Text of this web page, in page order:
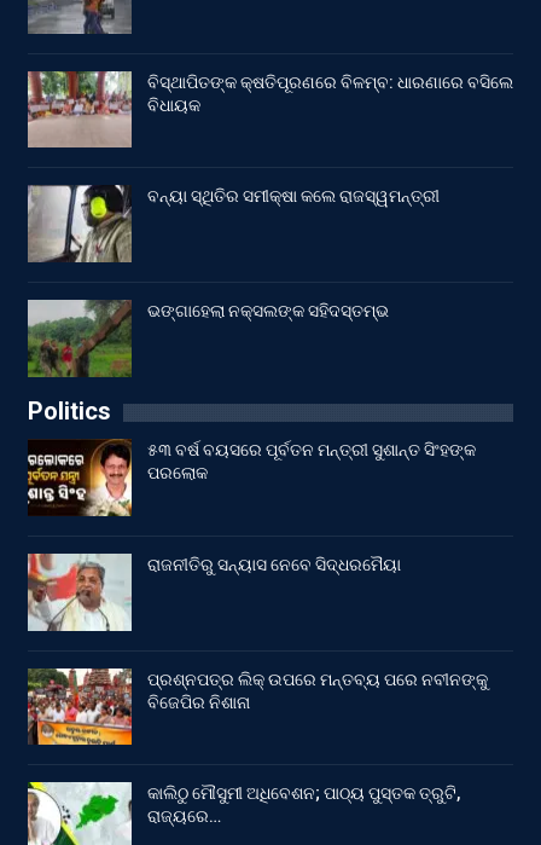
ବିସ୍ଥାପିତଙ୍କ କ୍ଷତିପୂରଣରେ ବିଳମ୍ବ: ଧାରଣାରେ ବସିଲେ
ବିଧାୟକ
ବନ୍ୟା ସ୍ଥିତିର ସମୀକ୍ଷା କଲେ ରାଜସ୍ୱମନ୍ତ୍ରୀ
ଭଙ୍ଗାହେଲା ନକ୍ସଲଙ୍କ ସହିଦସ୍ତମ୍ଭ
Politics
୫୩ ବର୍ଷ ବୟସରେ ପୂର୍ବତନ ମନ୍ତ୍ରୀ ସୁଶାନ୍ତ ସିଂହଙ୍କ
ପରଲୋକ
ରାଜନୀତିରୁ ସନ୍ୟାସ ନେବେ ସିଦ୍ଧରମୈୟା
ପ୍ରଶ୍ନପତ୍ର ଲିକ୍ ଉପରେ ମନ୍ତବ୍ୟ ପରେ ନବୀନଙ୍କୁ
ବିଜେପିର ନିଶାନା
କାଲିଠୁ ମୌସୁମୀ ଅଧିବେଶନ; ପାଠ୍ୟ ପୁସ୍ତକ ତ୍ରୁଟି,
ରାଜ୍ୟରେ…